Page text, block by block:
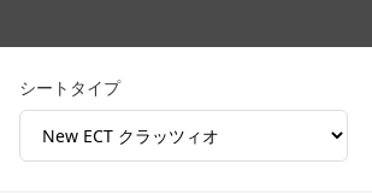
シートタイプ